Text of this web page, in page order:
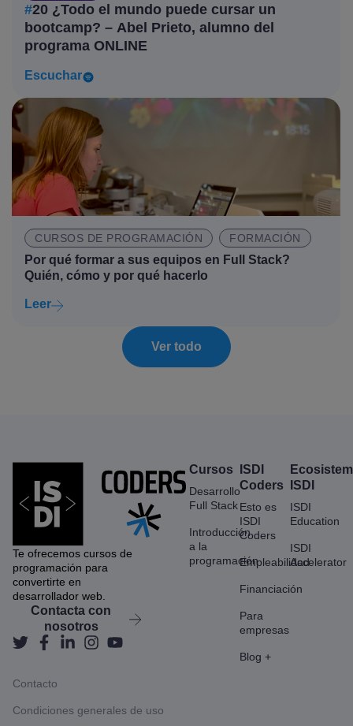
#20 ¿Todo el mundo puede cursar un
bootcamp? – Abel Prieto, alumno del
programa ONLINE
Escuchar
CURSOS DE PROGRAMACIÓN FORMACIÓN
Por qué formar a sus equipos en Full Stack?
Quién, cómo y por qué hacerlo
Leer
Ver todo
Te ofrecemos cursos de
programación para
convertirte en
desarrollador web.
Contacta con
nosotros
Cursos
Desarrollo
Full Stack
Introducción
a la
programación
ISDI
Coders
Esto es
ISDI
Coders
Empleabilidad
Financiación
Para
empresas
Blog +
ISDI
ISDI
Education
ISDI
Accelerator
Contacto
Condiciones generales de uso